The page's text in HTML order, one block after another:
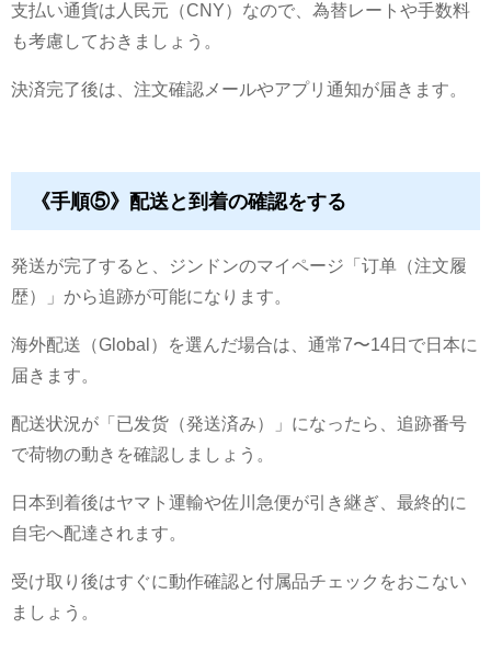
支払い通貨は人民元（CNY）なので、為替レートや手数料
も考慮しておきましょう。
決済完了後は、注文確認メールやアプリ通知が届きます。
《手順⑤》配送と到着の確認をする
発送が完了すると、ジンドンのマイページ「订单（注文履
歴）」から追跡が可能になります。
海外配送（Global）を選んだ場合は、通常7〜14日で日本に
届きます。
配送状況が「已发货（発送済み）」になったら、追跡番号
で荷物の動きを確認しましょう。
日本到着後はヤマト運輸や佐川急便が引き継ぎ、最終的に
自宅へ配達されます。
受け取り後はすぐに動作確認と付属品チェックをおこない
ましょう。